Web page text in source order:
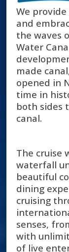
We
and
the waves
Water
made
opened in
time in
both sides
canal.
The cruise
waterfall
beautiful
dining
cruising
senses,
with
of live